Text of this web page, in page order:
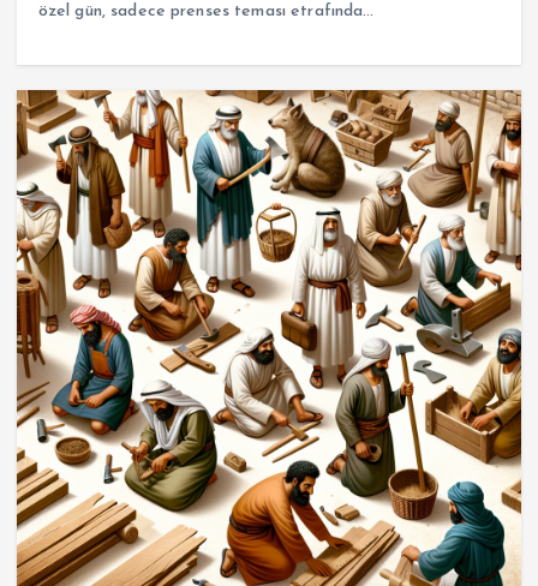
özel gün, sadece prenses teması etrafında…